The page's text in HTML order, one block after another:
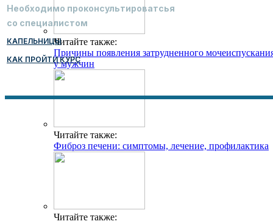
Читайте также:
Причины появления затрудненного
у мужчин
Читайте также:
Фиброз печени: симптомы, лечение, профилактика
Читайте также:
Необходимо проконсультироватсья
со специалистом
КАПЕЛЬНИЦЫ
КАК ПРОЙТИ КУРС